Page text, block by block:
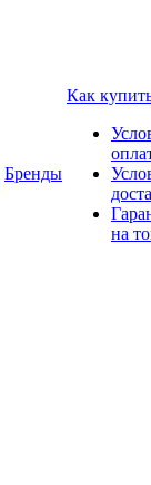
Бренды
Как
на